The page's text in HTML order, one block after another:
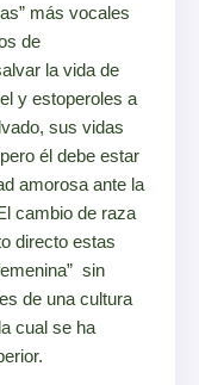
más vocales
de
la vida de
y estoperoles a
sus vidas
él debe estar
amorosa ante la
cambio de raza
directo estas
sin
de una cultura
cual se ha